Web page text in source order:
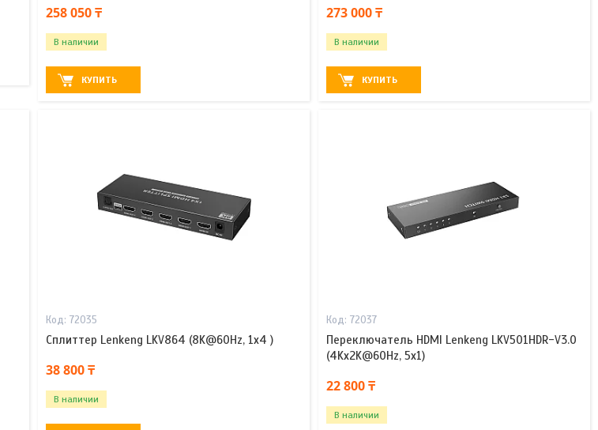
258 050 ₸
В наличии
КУПИТЬ
273 000 ₸
В наличии
КУПИТЬ
72035
Сплиттер Lenkeng LKV864 (8K@60Hz, 1x4 )
38 800 ₸
В наличии
72037
Переключатель HDMI Lenkeng LKV501HDR-V3.0
(4Kx2K@60Hz, 5x1)
22 800 ₸
В наличии